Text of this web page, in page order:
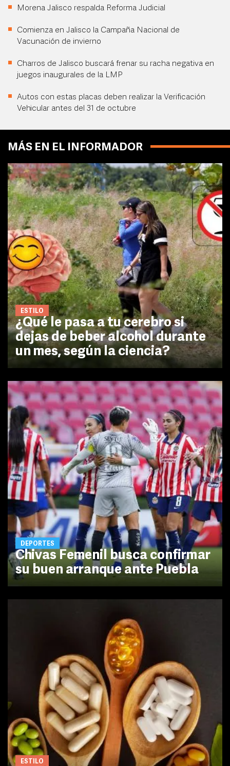
Morena Jalisco respalda Reforma Judicial
Comienza en Jalisco la Campaña Nacional de
Vacunación de invierno
Charros de Jalisco buscará frenar su racha negativa en
juegos inaugurales de la LMP
Autos con estas placas deben realizar la Verificación
Vehicular antes del 31 de octubre
MÁS EN EL INFORMADOR
ESTILO
¿Qué le pasa a tu cerebro si
dejas de beber alcohol durante
un mes, según la ciencia?
DEPORTES
Chivas Femenil busca confirmar
su buen arranque ante Puebla
ESTILO